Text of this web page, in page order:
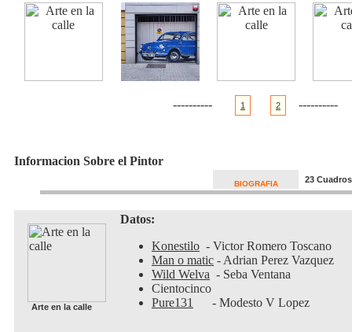
---------- 1 2 ----------
Informacion Sobre el Pintor
BIOGRAFIA 23 Cuadros
Arte en la calle
Datos:
Konestilo - Victor Romero Toscano
Man o matic - Adrian Perez Vazquez
Wild Welva - Seba Ventana
Cientocinco
Pure131
- Modesto V